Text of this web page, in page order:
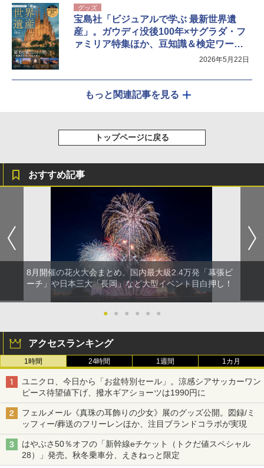
グッズ
宝島社「ビジュアルで学ぶ 最新世界遺
産」。ガウディ没後100年×サグラダ・フ
ァミリア特集ほか、豆知識＆検定ワード
2026年5月22日
もっと関連記事を見る
トップページに戻る
おすすめ記事
8月開催の花火大会まとめ。国内最大級2.4万発「幕張ビ
ーチ」や日本三大「長岡」など大型イベント目白押し！
● ● ● ● ● ●
アクセスランキング
1時間 24時間 1週間 1カ月
ユニクロ、今日から「お盆特別セール」。涼感シアサッカーワン
ピース待望値下げ、撥水ギアショーツは1990円に
フェルメール《真珠の耳飾りの少女》展のグッズ公開。図録/ミ
ッフィー/葬送のフリーレンほか、注目ブランドコラボが実現
はやぶさ50％オフの「新幹線eチケット（トクだ値スペシャル
28）」発売。秋冬乗車分、えきねっと限定